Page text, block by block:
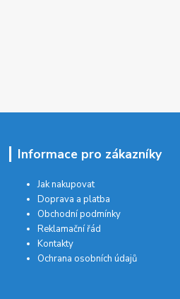
Informace pro zákazníky
Jak nakupovat
Doprava a platba
Obchodní podmínky
Reklamační řád
Kontakty
Ochrana osobních údajů